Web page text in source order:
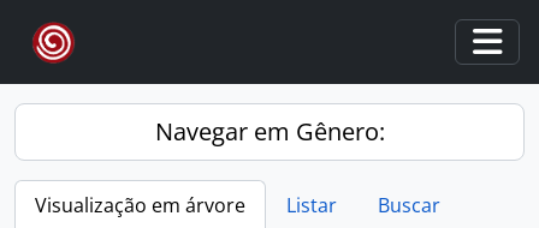
Skip to main content
Navegar em Gênero:
Visualização em árvore Listar
Buscar